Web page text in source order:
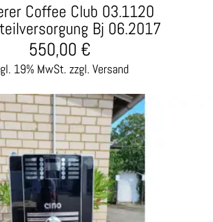
Coffee Club 03.1120
Bj 06.2017
19% MwSt. zzgl. Versand
550,00 €